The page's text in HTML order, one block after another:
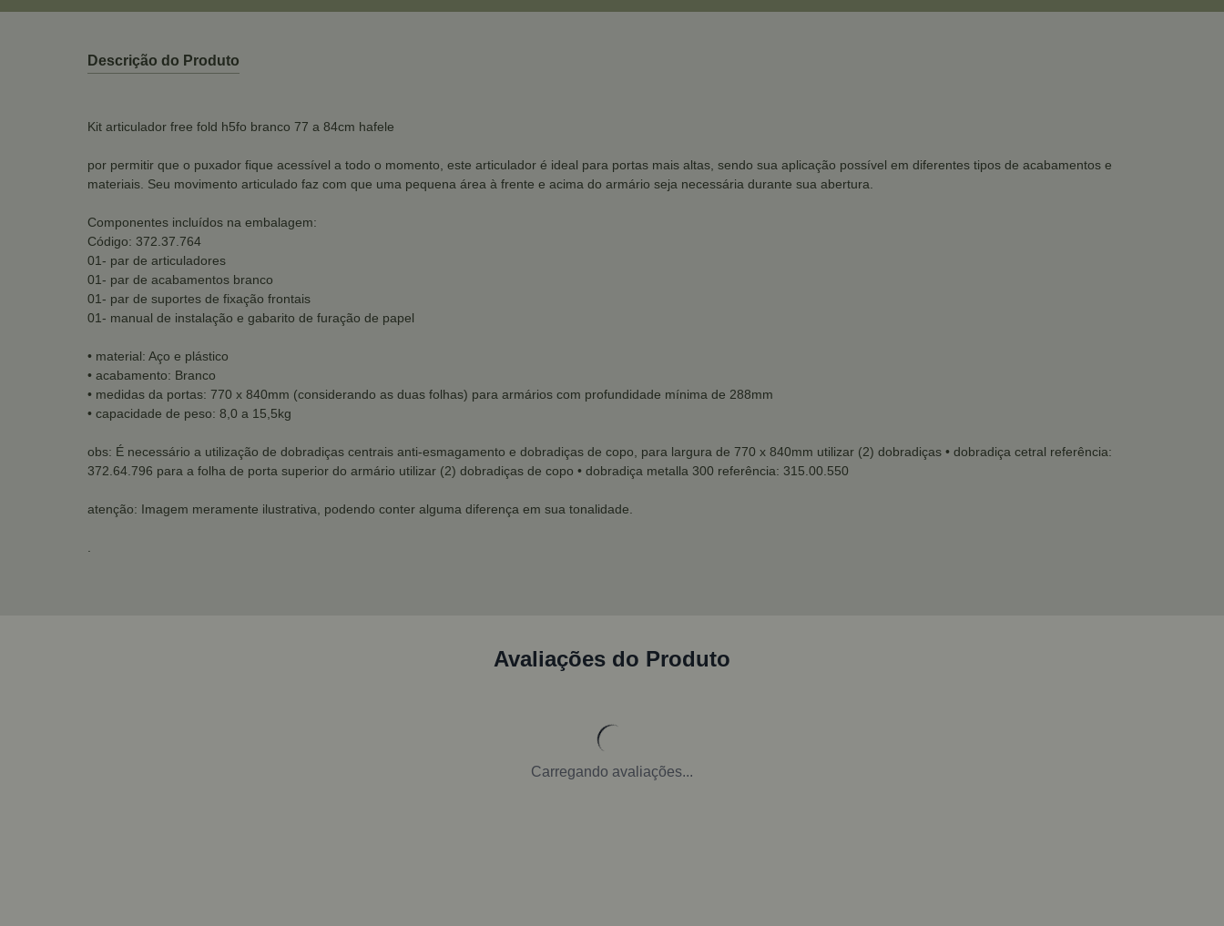
Descrição do Produto
Kit articulador free fold h5fo branco 77 a 84cm hafele
por permitir que o puxador fique acessível a todo o momento, este articulador é ideal para portas mais altas, sendo sua aplicação possível em diferentes tipos de acabamentos e
materiais. Seu movimento articulado faz com que uma pequena área à frente e acima do armário seja necessária durante sua abertura.
Componentes incluídos na embalagem:
Código: 372.37.764
01- par de articuladores
01- par de acabamentos branco
01- par de suportes de fixação frontais
01- manual de instalação e gabarito de furação de papel
• material: Aço e plástico
• acabamento: Branco
• medidas da portas: 770 x 840mm (considerando as duas folhas) para armários com profundidade mínima de 288mm
• capacidade de peso: 8,0 a 15,5kg
obs: É necessário a utilização de dobradiças centrais anti-esmagamento e dobradiças de copo, para largura de 770 x 840mm utilizar (2) dobradiças • dobradiça cetral referência:
372.64.796 para a folha de porta superior do armário utilizar (2) dobradiças de copo • dobradiça metalla 300 referência: 315.00.550
atenção: Imagem meramente ilustrativa, podendo conter alguma diferença em sua tonalidade.
Avaliações do Produto
Carregando avaliações...